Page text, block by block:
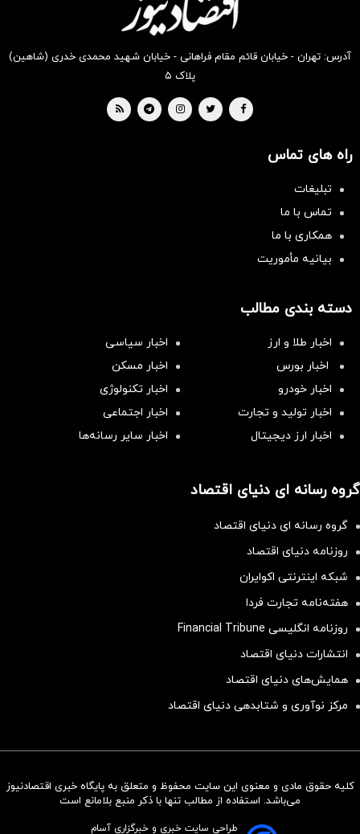
سرمایه‌گذاری همسنگ با شاخص
آدرس: تهران - خیابان قائم مقام فراهانی - خیابان شهید محمدی خدری (شاهین)
پلاک ۵
راه های تماس
تبلیغات
تماس با ما
همکاری با ما
بیانیه مأموریت
دسته بندی مطالب
اخبار طلا و ارز
اخبار سیاسی
اخبار بورس
اخبار مسکن
اخبار خودرو
اخبار تکنولوژی
اخبار تولید و تجارت
اخبار اجتماعی
اخبار ارز دیجیتال
اخبار سایر رسانه‌‌ها
گروه رسانه ای دنیای اقتصاد
گروه رسانه ای دنیای اقتصاد
روزنامه دنیای اقتصاد
شبکه اینترنتی اکوایران
هفته‌نامه تجارت فردا
روزنامه انگلیسی Financial Tribune
انتشارات دنیای اقتصاد
همایش‌های دنیای اقتصاد
مرکز نوآوری و شتابدهی دنیای اقتصاد
کلیه حقوق مادی و معنوی این سایت محفوظ و متعلق به پایگاه خبری اقتصادنیوز
می‌باشد. استفاده از مطالب تنها با ذکر منبع بلامانع است
طراحی سایت خبری و خبرگزاری آسام